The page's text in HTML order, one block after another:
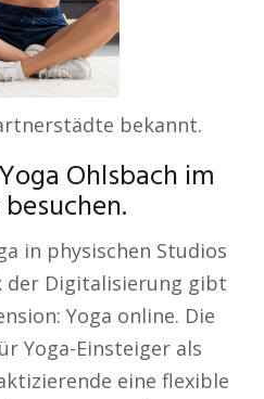
bekannt.
Ohlsbach im
in physischen Studios
der Digitalisierung gibt
Yoga online. Die
Yoga-Einsteiger als
eine flexible